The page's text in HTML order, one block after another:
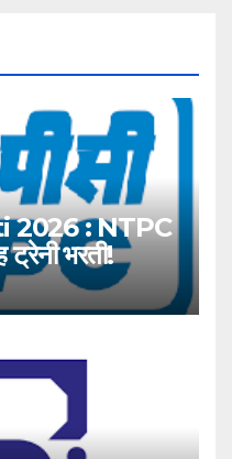
2026 : NTPC
ट्रेनी भरती!